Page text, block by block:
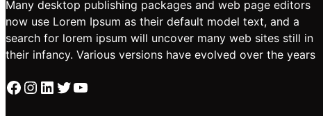
Many desktop publishing packages and web page editors
now use Lorem Ipsum as their default model text, and a
search for lorem ipsum will uncover many web sites still in
their infancy. Various versions have evolved over the years
Facebook Instagram LinkedIn Twitter YouTube